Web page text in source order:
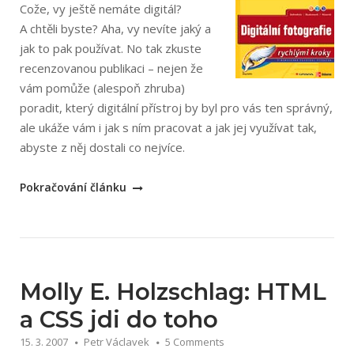
Cože, vy ještě nemáte digitál?
A chtěli byste? Aha, vy nevíte jaký a
jak to pak používat. No tak zkuste
recenzovanou publikaci – nejen že
vám pomůže (alespoň zhruba)
poradit, který digitální přístroj by byl pro vás ten správný,
ale ukáže vám i jak s ním pracovat a jak jej využívat tak,
abyste z něj dostali co nejvíce.
„Doug
kroky“
Pokračování článku
Molly E. Holzschlag: HTML
a CSS jdi do toho
15. 3. 2007 Petr Václavek 5 Comments